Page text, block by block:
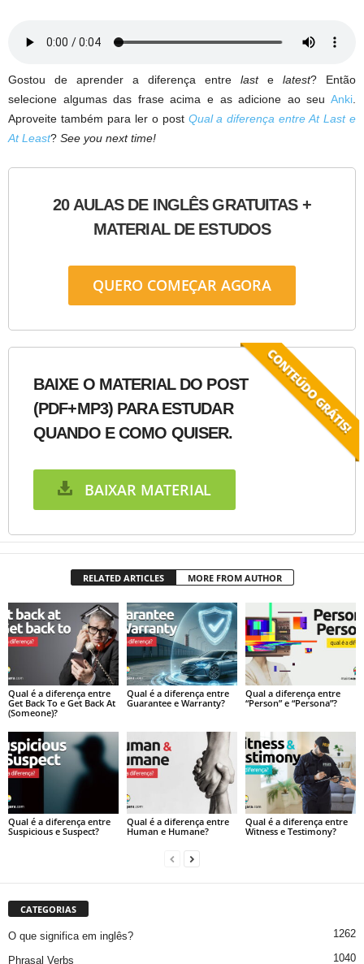
Gostou de aprender a diferença entre laste latest? Então
selecione algumas das frase acima e as adicione ao seu Anki
Aproveite também para ler o post Qual a diferença entre At Last e
At Least? See you next time!
20 AULAS DE INGLÊS GRATUITAS +
MATERIAL DE ESTUDOS
QUERO COMEÇAR AGORA
BAIXE O MATERIAL DO POST
(PDF+MP3) PARA ESTUDAR
QUANDO E COMO QUISER.
BAIXAR MATERIAL
RELATED ARTICLES MORE FROM AUTHOR
Qual é a diferença entre
Get Back To e Get Back At
(Someone)?
Qual é a diferença entre
Guarantee e Warranty?
Qual a diferença entre
“Person” e “Persona”?
Qual é a diferença entre
Suspicious e Suspect?
Qual é a diferença entre
Human e Humane?
Qual é a diferença entre
Witness e Testimony?
CATEGORIAS
O que significa em inglês? 1262
Phrasal Verbs 1040